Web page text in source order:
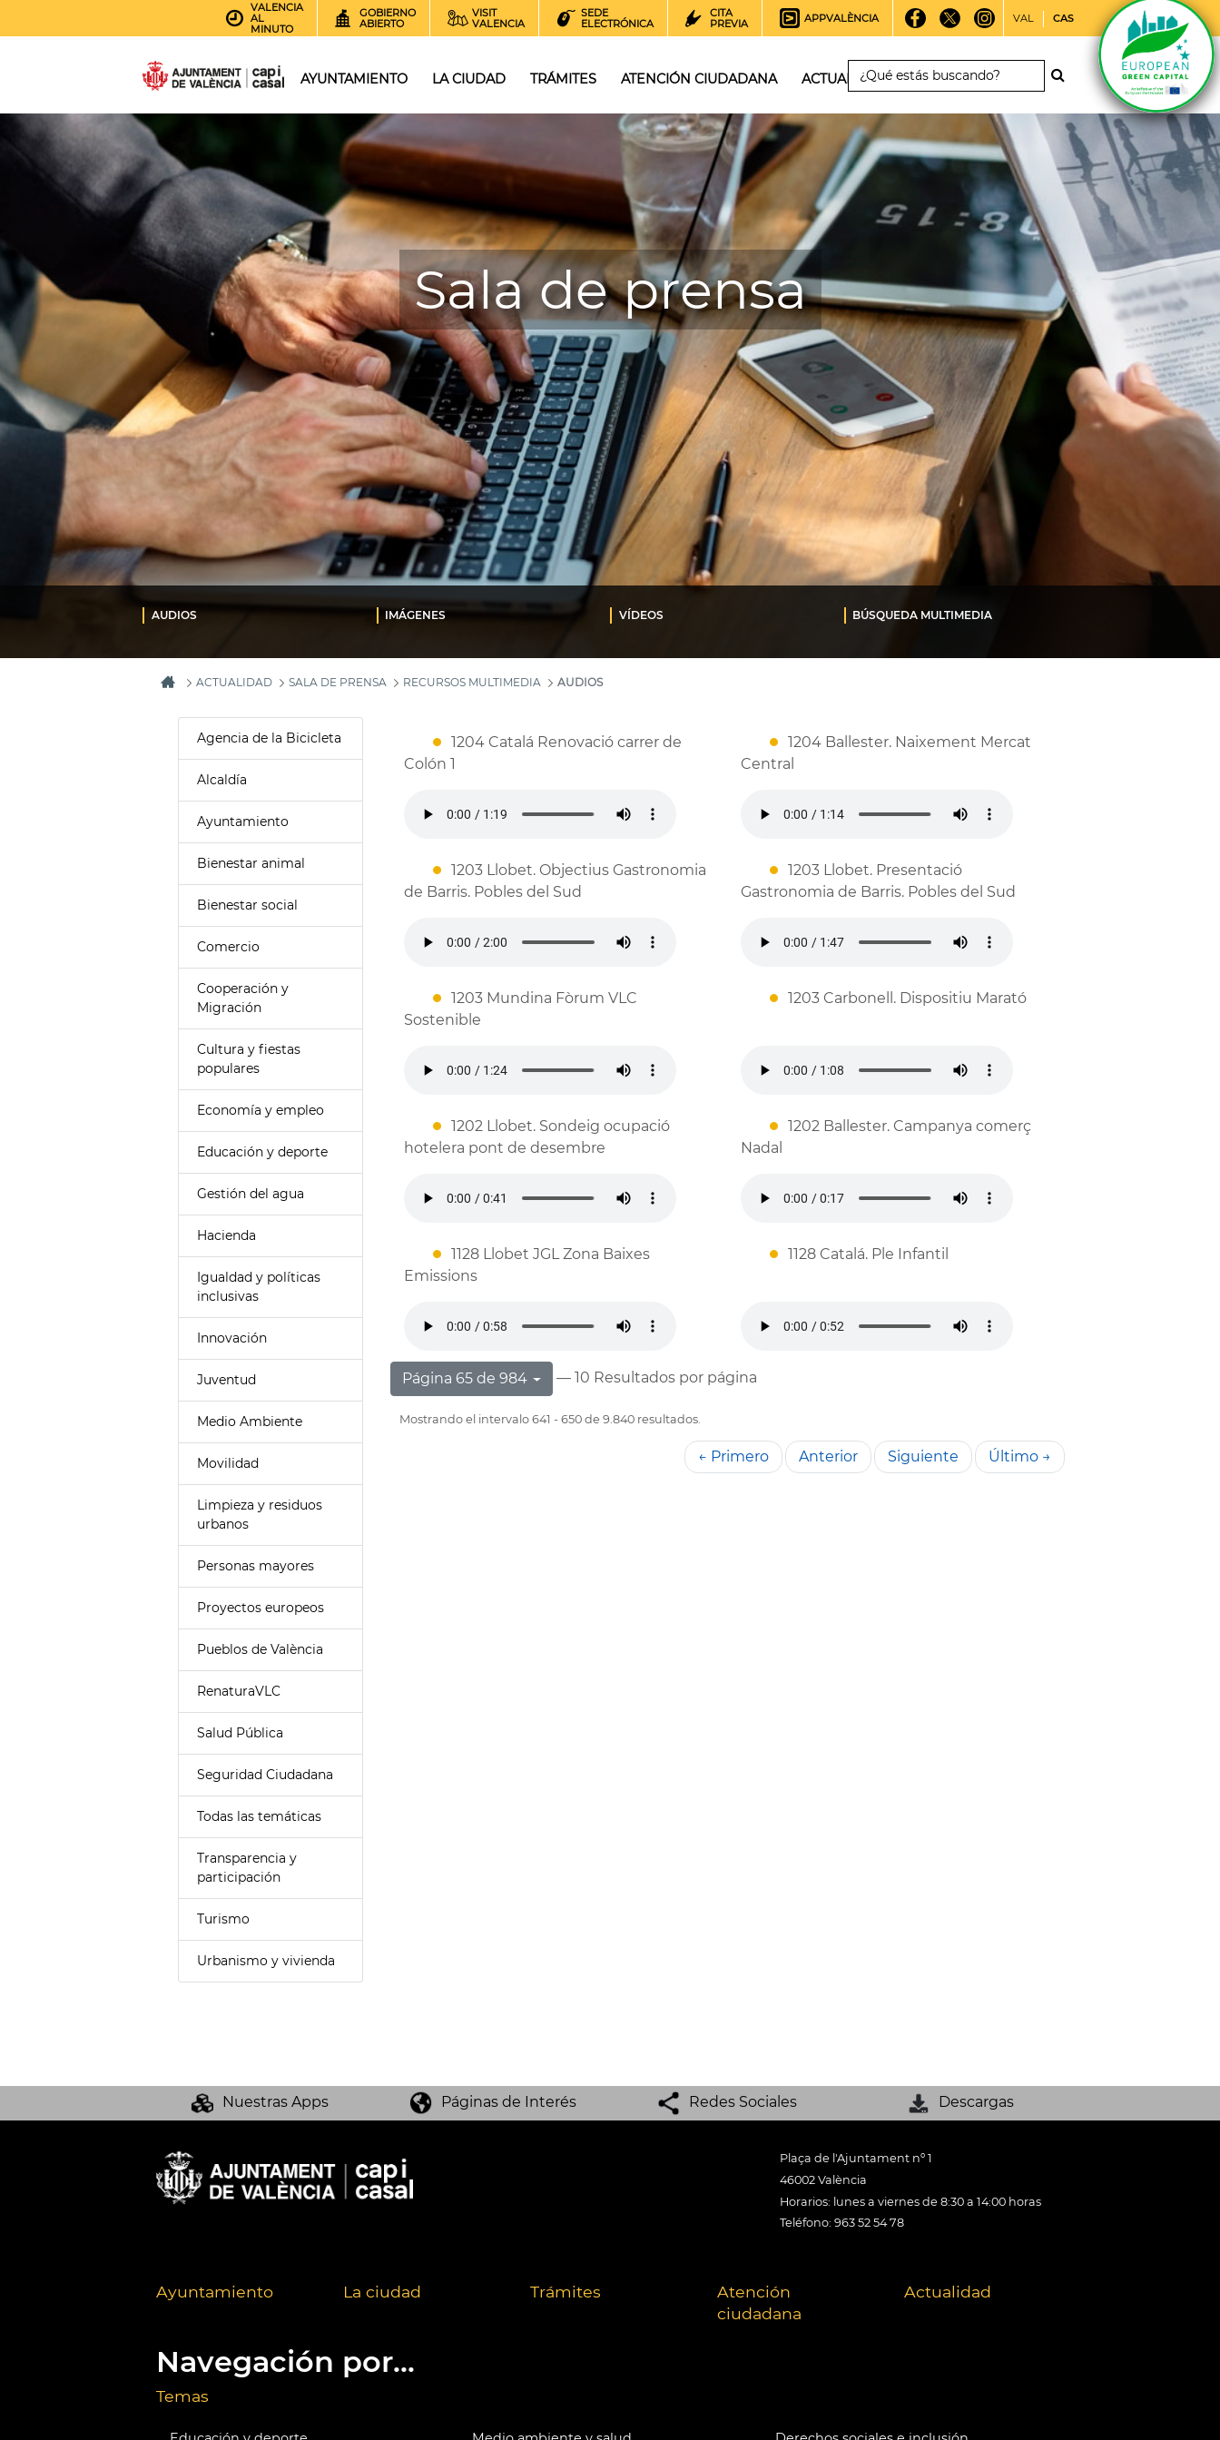
VALENCIA
AL
MINUTO
GOBIERNO
ABIERTO
VISIT
VALENCIA
SEDE
ELECTRÓNICA
CITA
PREVIA
APPVALÈNCIA VAL CAS
AYUNTAMIENTO LA CIUDAD TRÁMITES ATENCIÓN CIUDADANA ACTUALIDAD
Sala de prensa
AUDIOS IMÁGENES VÍDEOS BÚSQUEDA MULTIMEDIA
ACTUALIDAD SALA DE PRENSA RECURSOS MULTIMEDIA AUDIOS
Agencia de la Bicicleta
Alcaldía
Ayuntamiento
Bienestar animal
Bienestar social
Comercio
Cooperación y
Migración
Cultura y fiestas
populares
Economía y empleo
Educación y deporte
Gestión del agua
Hacienda
Igualdad y políticas
inclusivas
Innovación
Juventud
Medio Ambiente
Movilidad
Limpieza y residuos
urbanos
Personas mayores
Proyectos europeos
Pueblos de València
RenaturaVLC
Salud Pública
Seguridad Ciudadana
Todas las temáticas
Transparencia y
participación
Turismo
Urbanismo y vivienda
1204 Catalá Renovació carrer de
Colón 1
1204 Ballester. Naixement Mercat
Central
1203 Llobet. Objectius Gastronomia
de Barris. Pobles del Sud
1203 Llobet. Presentació
Gastronomia de Barris. Pobles del Sud
1203 Mundina Fòrum VLC
Sostenible
1203 Carbonell. Dispositiu Marató
1202 Llobet. Sondeig ocupació
hotelera pont de desembre
1202 Ballester. Campanya comerç
Nadal
1128 Llobet JGL Zona Baixes
Emissions
1128 Catalá. Ple Infantil
Página 65 de 984 — 10 Resultados por página
Mostrando el intervalo 641 - 650 de 9.840 resultados.
← Primero Anterior Siguiente Último →
Nuestras Apps Páginas de Interés Redes Sociales Descargas
Plaça de l'Ajuntament nº 1
46002 València
Horarios: lunes a viernes de 8:30 a 14:00 horas
Teléfono: 963 52 54 78
Ayuntamiento La ciudad Trámites
Atención
ciudadana
Actualidad
Navegación por...
Temas